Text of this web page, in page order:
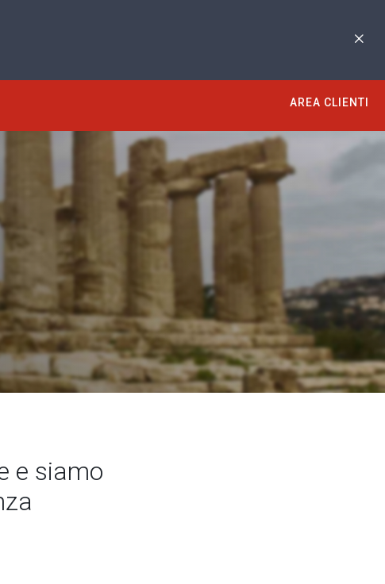
AREA CLIENTI
e siamo